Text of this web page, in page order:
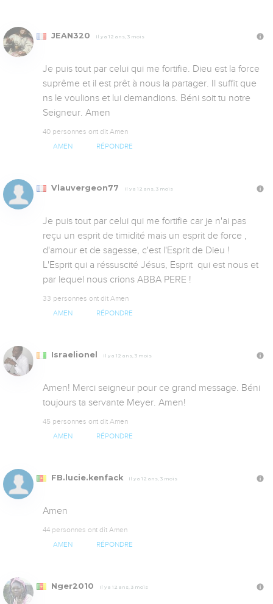
JEAN320 Il y a 12 ans, 3 mois
Je puis tout par celui qui me fortifie. Dieu est la force
suprême et il est prêt à nous la partager. Il suffit que
ns le voulions et lui demandions. Béni soit tu notre
Seigneur. Amen
40 personnes ont dit Amen
AMEN RÉPONDRE
Vlauvergeon77 Il y a 12 ans, 3 mois
Je puis tout par celui qui me fortifie car je n'ai pas
reçu un esprit de timidité mais un esprit de force ,
d'amour et de sagesse, c'est l'Esprit de Dieu !
L'Esprit qui a réssuscité Jésus, Esprit  qui est nous et
par lequel nous crions ABBA PERE !
33 personnes ont dit Amen
AMEN RÉPONDRE
Israelionel Il y a 12 ans, 3 mois
Amen! Merci seigneur pour ce grand message. Béni
toujours ta servante Meyer. Amen!
45 personnes ont dit Amen
AMEN RÉPONDRE
FB.lucie.kenfack Il y a 12 ans, 3 mois
Amen
44 personnes ont dit Amen
AMEN RÉPONDRE
Nger2010 Il y a 12 ans, 3 mois